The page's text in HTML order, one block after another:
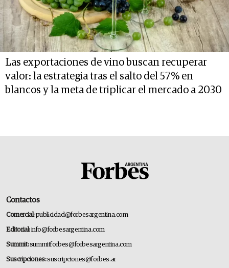
Las exportaciones de vino buscan recuperar
valor: la estrategia tras el salto del 57% en
blancos y la meta de triplicar el mercado a 2030
Contactos
Comercial:publicidad@forbesargentina.com
Editorial:info@forbesargentina.com
Summit:summitforbes@forbesargentina.com
Suscripciones:suscripciones@forbes.ar